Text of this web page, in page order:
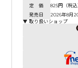
定 価
825円（税込
発売日
2026年8月
▼ 取り扱いショップ